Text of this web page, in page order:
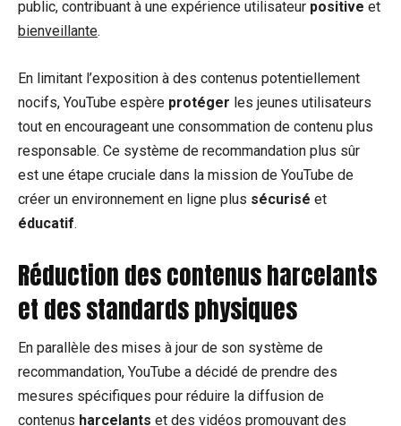
public, contribuant à une expérience utilisateur positive et
bienveillante.
En limitant l’exposition à des contenus potentiellement
nocifs, YouTube espère protéger les jeunes utilisateurs
tout en encourageant une consommation de contenu plus
responsable. Ce système de recommandation plus sûr
est une étape cruciale dans la mission de YouTube de
créer un environnement en ligne plus sécurisé et
éducatif.
Réduction des contenus harcelants
et des standards physiques
En parallèle des mises à jour de son système de
recommandation, YouTube a décidé de prendre des
mesures spécifiques pour réduire la diffusion de
contenus harcelants et des vidéos promouvant des